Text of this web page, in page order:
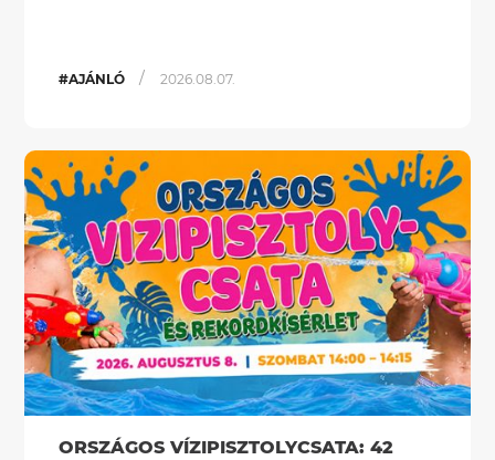
#AJÁNLÓ / 2026.08.07.
ORSZÁGOS VÍZIPISZTOLYCSATA: 42